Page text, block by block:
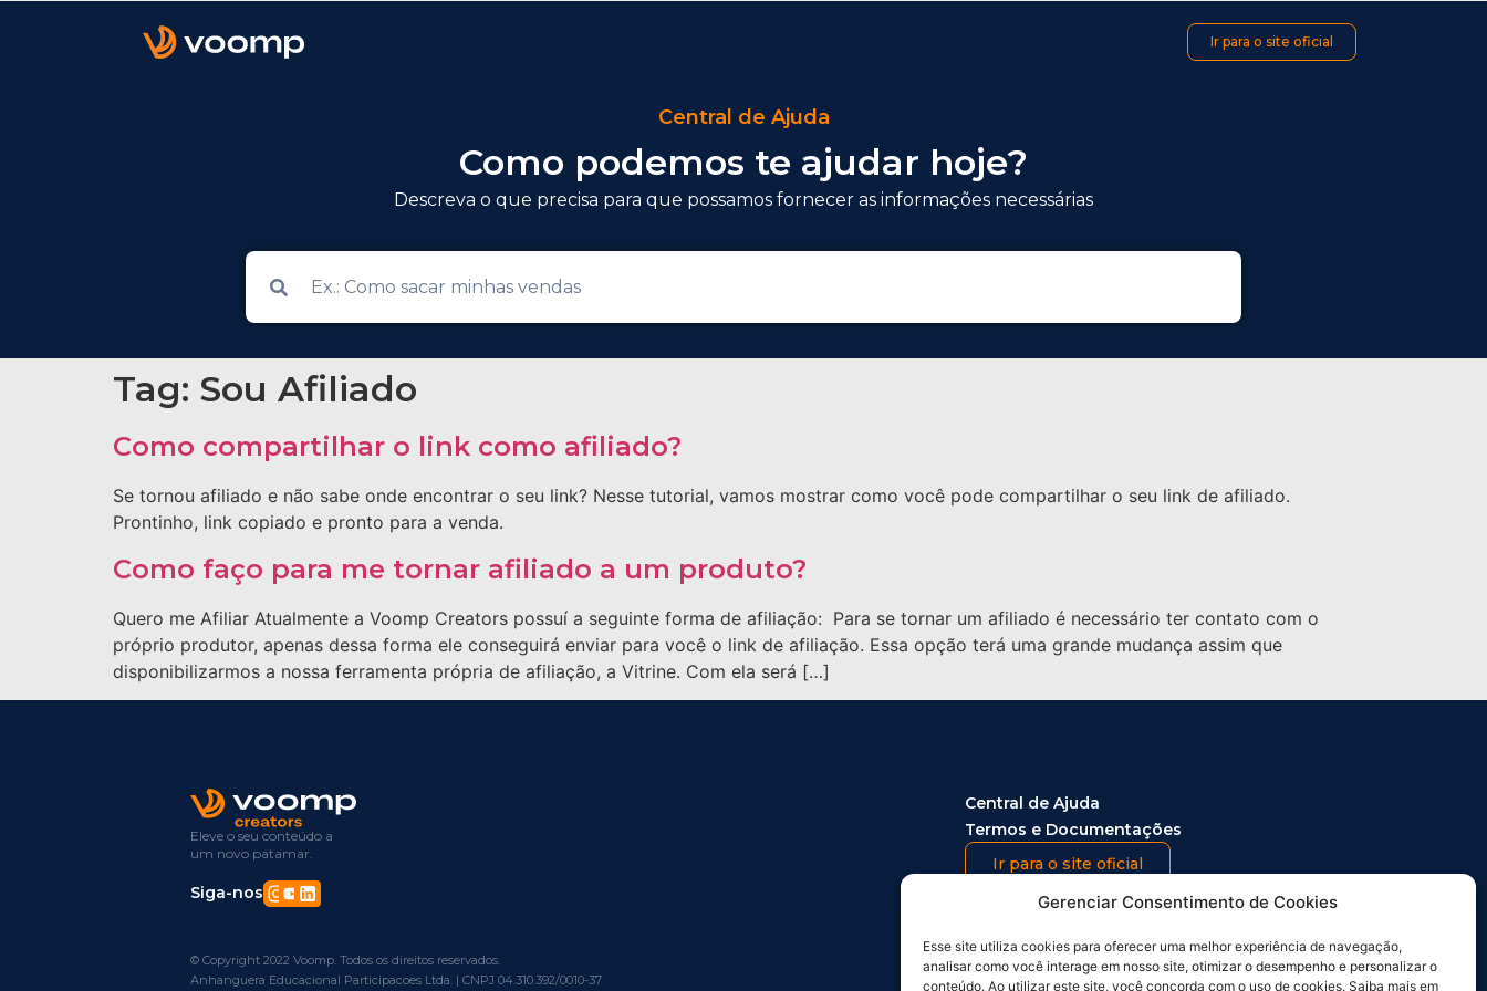
Gerenciar Consentimento de Cookies
Esse site utiliza cookies para oferecer uma melhor experiência de navegação,
analisar como você interage em nosso site, otimizar o desempenho e personalizar o
conteúdo. Ao utilizar este site, você concorda com o uso de cookies. Saiba mais em
Ir para o site oficial
Central de Ajuda
Como podemos te ajudar hoje?
Descreva o que precisa para que possamos fornecer as informações necessárias
Tag: Sou Afiliado
Como compartilhar o link como afiliado?
Se tornou afiliado e não sabe onde encontrar o seu link? Nesse tutorial, vamos mostrar como você pode compartilhar o seu link de afiliado.
Prontinho, link copiado e pronto para a venda.
Como faço para me tornar afiliado a um produto?
Quero me Afiliar Atualmente a Voomp Creators possuí a seguinte forma de afiliação: Para se tornar um afiliado é necessário ter contato com o
próprio produtor, apenas dessa forma ele conseguirá enviar para você o link de afiliação. Essa opção terá uma grande mudança assim que
disponibilizarmos a nossa ferramenta própria de afiliação, a Vitrine. Com ela será […]
Eleve o seu conteúdo a
um novo patamar.
Siga-nos
Central de Ajuda
Termos e Documentações
Ir para o site oficial
Cadastre-se grátis Entrar
© Copyright 2022 Voomp. Todos os direitos reservados.
Anhanguera Educacional Participacoes Ltda. | CNPJ 04.310.392/0010-37
Política de Privacidade